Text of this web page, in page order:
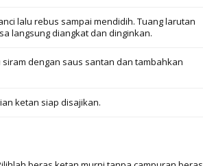
lalu rebus sampai mendidih. Tuang larutan
langsung diangkat dan dinginkan.
dengan saus santan dan tambahkan
ketan siap disajikan.